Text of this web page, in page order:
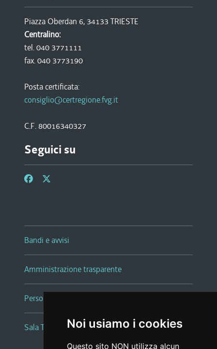
Noi usiamo i cookies
Questo sito NON utilizza alcun
Piazza Oberdan 6, 34133 TRIESTE
Centralino:
tel. 040 3771111
fax. 040 3773190
Posta certificata:
consiglio@certregione.fvg.it
C.F. 80016340327
Seguici su
Bandi e avvisi
Amministrazione trasparente
Persone e Uffici
Sala Tiziano Tessitori